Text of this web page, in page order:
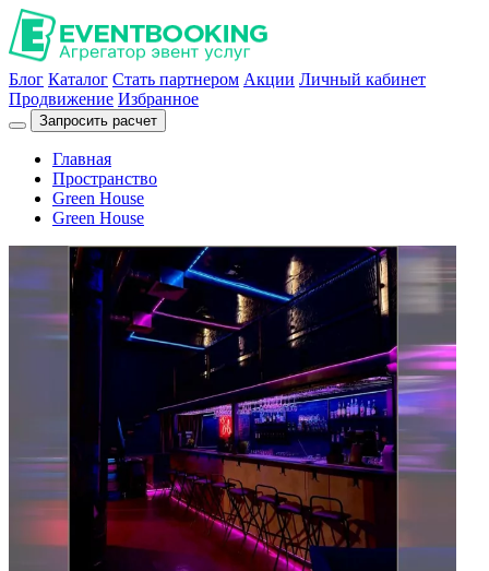
Блог Каталог Стать партнером Акции Личный кабинет
Продвижение Избранное
Запросить расчет
Главная
Пространство
Green House
Green House